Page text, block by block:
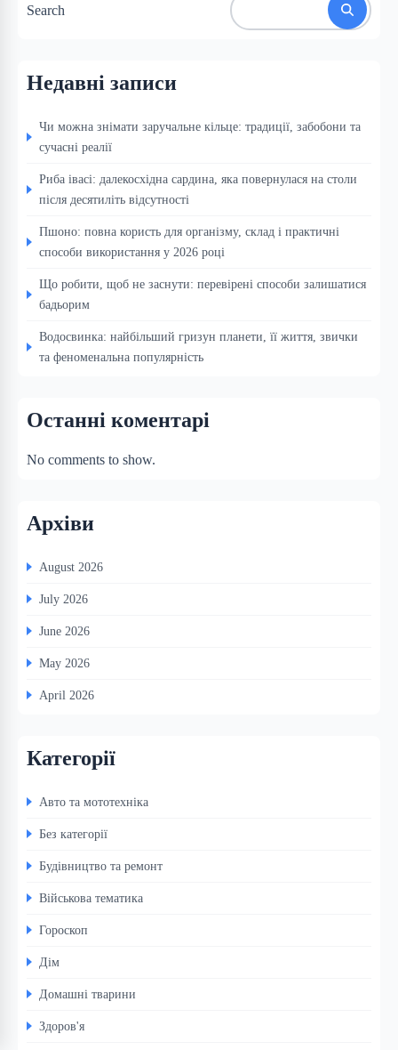
Search
Недавні записи
Чи можна знімати заручальне кільце: традиції, забобони та
сучасні реалії
Риба івасі: далекосхідна сардина, яка повернулася на столи
після десятиліть відсутності
Пшоно: повна користь для організму, склад і практичні
способи використання у 2026 році
Що робити, щоб не заснути: перевірені способи залишатися
бадьорим
Водосвинка: найбільший гризун планети, її життя, звички
та феноменальна популярність
Останні коментарі
No comments to show.
Архіви
August 2026
July 2026
June 2026
May 2026
April 2026
Категорії
Авто та мототехніка
Без категорії
Будівництво та ремонт
Військова тематика
Гороскоп
Дім
Домашні тварини
Здоров'я